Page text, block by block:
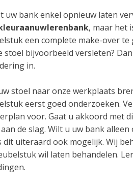
uw bank enkel opnieuw laten
, maar het
een complete make-over te
stoel bijvoorbeeld versleten?
in.
stoel naar onze werkplaats
eerst goed onderzoeken.
voor. Gaat u akkoord met
de slag. Wilt u uw bank
dit uiteraard ook mogelijk. Wij
wil laten behandelen.